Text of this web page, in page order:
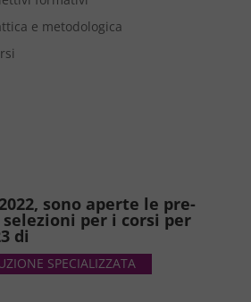
e metodologica
sono aperte le pre-
per i corsi per
di
SPECIALIZZATA